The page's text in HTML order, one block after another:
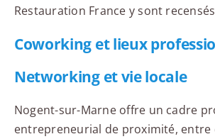
Restauration France y sont
Coworking et lieux
Networking et vie locale
Nogent-sur-Marne offre un cadre
entrepreneurial de proximité, entre